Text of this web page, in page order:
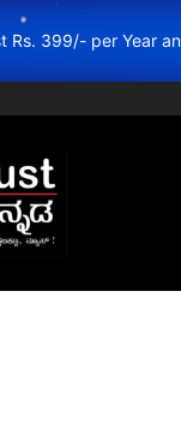
Rs. 399/- per Year
Just
Kannada
–
Online
News